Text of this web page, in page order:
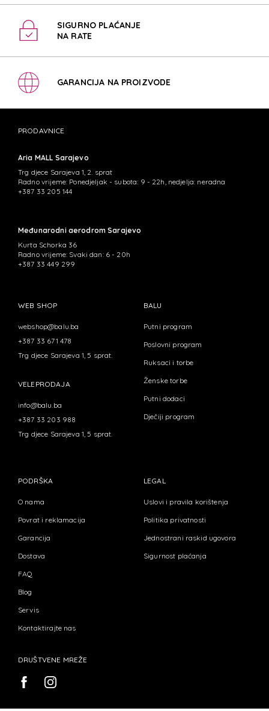
SIGURNO PLAĆANJE
NA RATE
GARANCIJA NA PROIZVODE
PRODAVNICE
Aria MALL Sarajevo
Trg djece Sarajeva 1, 2. sprat
Radno vrijeme: Ponedjeljak - subota: 9 - 22h, nedjelja: neradna
+387 33 205 144
Međunarodni aerodrom Sarajevo
Kurta Schorka 36
Radno vrijeme: Svaki dan: 6 - 20h
+387 33 449 299
WEB SHOP
webshop@balu.ba
+387 33 671 478
Trg djece Sarajeva 1, 5 sprat.
VELEPRODAJA
info@balu.ba
+387 33 203 988
Trg djece Sarajeva 1, 5 sprat.
BALU
Putni program
Poslovni program
Ruksaci i torbe
Ženske torbe
Putni dodaci
Dječiji program
PODRŠKA
O nama
Povrat i reklamacija
Garancija
Dostava
FAQ
Blog
Servis
Kontaktirajte nas
LEGAL
Uslovi i pravila korištenja
Politika privatnosti
Jednostrani raskid ugovora
Sigurnost plaćanja
DRUŠTVENE MREŽE